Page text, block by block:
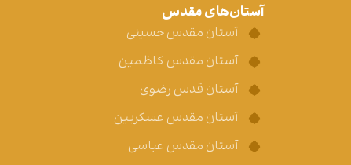
آستان‌های مقدس
آستان مقدس حسینی
آستان مقدس کاظمین
آستان قدس رضوی
آستان مقدس عسکریین
آستان مقدس عباسی